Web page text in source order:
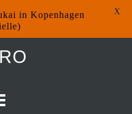
in Kopenhagen
X